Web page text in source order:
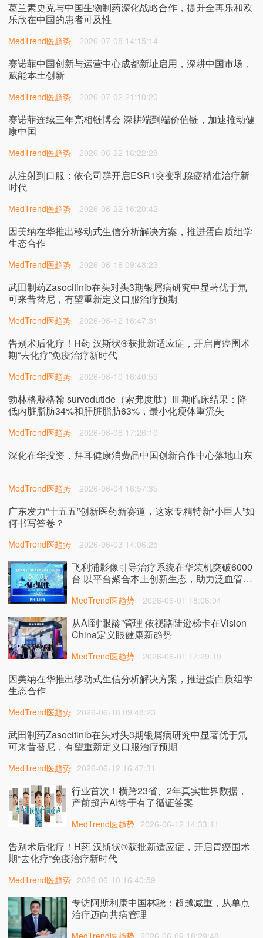
葛兰素史克与中国生物制药深化战略合作，提升全再乐和欧
乐欣在中国的患者可及性
MedTrend医趋势 2026-07-08 14:15:14
赛诺菲中国创新与运营中心成都新址启用，深耕中国市场，
赋能本土创新
MedTrend医趋势 2026-07-02 21:10:20
赛诺菲连续三年亮相链博会 深耕端到端价值链，加速推动健
康中国
MedTrend医趋势 2026-06-22 16:22:28
从注射到口服：依仑司群开启ESR1突变乳腺癌精准治疗新
时代
MedTrend医趋势 2026-06-22 16:20:42
因美纳在华推出移动式生信分析解决方案，推进蛋白质组学
生态合作
MedTrend医趋势 2026-06-18 09:48:23
武田制药Zasocitinib在头对头3期银屑病研究中显著优于氘
可来昔替尼，有望重新定义口服治疗预期
MedTrend医趋势 2026-06-12 16:47:31
告别术后化疗！H药 汉斯状®获批新适应症，开启胃癌围术
期“去化疗”免疫治疗新时代
MedTrend医趋势 2026-06-10 16:40:59
勃林格殷格翰 survodutide（索弗度肽）III 期临床结果：降
低内脏脂肪34%和肝脏脂肪63%，最小化瘦体重流失
MedTrend医趋势 2026-06-08 17:26:10
深化在华投资，拜耳健康消费品中国创新合作中心落地山东
MedTrend医趋势 2026-06-04 16:57:35
广东发力“十五五”创新医药新赛道，这家专精特新“小巨人”如
何书写答卷？
MedTrend医趋势 2026-06-03 14:06:25
飞利浦影像引导治疗系统在华装机突破6000
台 以平台聚合本土创新生态，助力泛血管诊
MedTrend医趋势 2026-06-01 18:06:04
从AI到“眼龄”管理 依视路陆逊梯卡在Vision
China定义眼健康新趋势
MedTrend医趋势 2026-06-01 17:29:19
因美纳在华推出移动式生信分析解决方案，推进蛋白质组学
生态合作
MedTrend医趋势 2026-06-18 09:48:23
武田制药Zasocitinib在头对头3期银屑病研究中显著优于氘
可来昔替尼，有望重新定义口服治疗预期
MedTrend医趋势 2026-06-12 16:47:31
行业首次！横跨23省、2年真实世界数据，
产前超声AI终于有了循证答案
MedTrend医趋势 2026-06-12 14:33:11
告别术后化疗！H药 汉斯状®获批新适应症，开启胃癌围术
期“去化疗”免疫治疗新时代
MedTrend医趋势 2026-06-10 16:40:59
专访阿斯利康中国林骁：超越减重，从单点
治疗迈向共病管理